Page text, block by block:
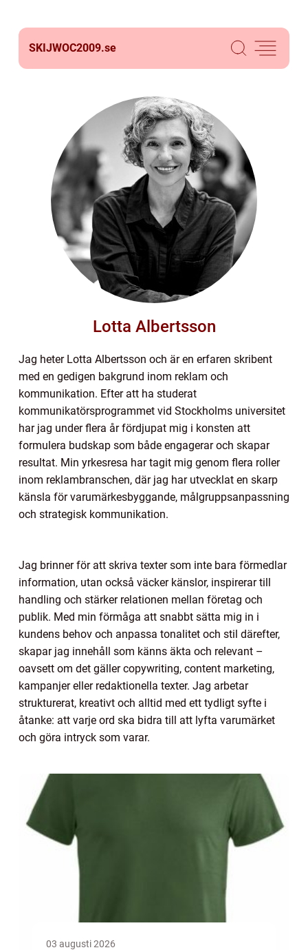
SKIJWOC2009.se
Lotta Albertsson
Jag heter Lotta Albertsson och är en erfaren skribent
med en gedigen bakgrund inom reklam och
kommunikation. Efter att ha studerat
kommunikatörsprogrammet vid Stockholms universitet
har jag under flera år fördjupat mig i konsten att
formulera budskap som både engagerar och skapar
resultat. Min yrkesresa har tagit mig genom flera roller
inom reklambranschen, där jag har utvecklat en skarp
känsla för varumärkesbyggande, målgruppsanpassning
och strategisk kommunikation.
Jag brinner för att skriva texter som inte bara förmedlar
information, utan också väcker känslor, inspirerar till
handling och stärker relationen mellan företag och
publik. Med min förmåga att snabbt sätta mig in i
kundens behov och anpassa tonalitet och stil därefter,
skapar jag innehåll som känns äkta och relevant –
oavsett om det gäller copywriting, content marketing,
kampanjer eller redaktionella texter. Jag arbetar
strukturerat, kreativt och alltid med ett tydligt syfte i
åtanke: att varje ord ska bidra till att lyfta varumärket
och göra intryck som varar.
03 augusti 2026